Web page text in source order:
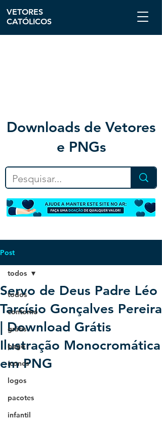
Downloads de Vetores
e PNGs
VETORES
CATÓLICOS
Post
todos
contorno
grátis
pago
ícones
logos
pacotes
infantil
todos
Servo de Deus Padre Léo
Tarcísio Gonçalves Pereira
| Download Grátis
Ilustração Monocromática
em PNG